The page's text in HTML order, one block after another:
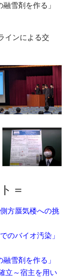
雪剤を作る」
インによる交
＝
方蜃気楼への挑
のバイオ汚染」
雪剤を作る」
立～宿主を用い